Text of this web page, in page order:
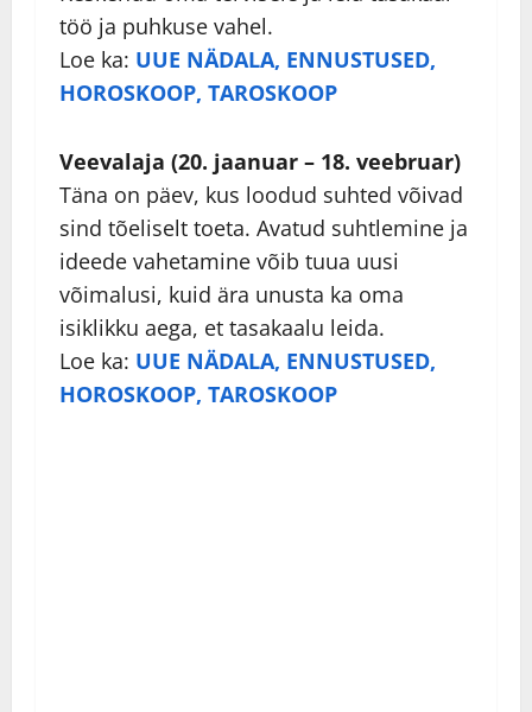
töö ja puhkuse vahel.
Loe ka: UUE NÄDALA, ENNUSTUSED,
HOROSKOOP, TAROSKOOP
Veevalaja (20. jaanuar – 18. veebruar)
Täna on päev, kus loodud suhted võivad
sind tõeliselt toeta. Avatud suhtlemine ja
ideede vahetamine võib tuua uusi
võimalusi, kuid ära unusta ka oma
isiklikku aega, et tasakaalu leida.
Loe ka: UUE NÄDALA, ENNUSTUSED,
HOROSKOOP, TAROSKOOP